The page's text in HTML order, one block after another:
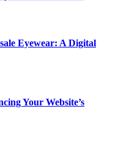
Eyewear: A Digital
Your Website’s